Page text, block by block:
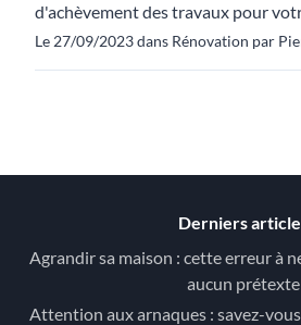
d'achèvement des travaux pour
Le 27/09/2023 dans Rénovation par
Derniers
Agrandir sa maison : cette erreur à
aucun prétexte
Attention aux arnaques : savez-